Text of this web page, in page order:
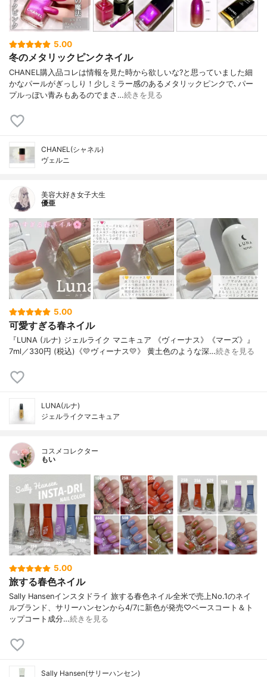
5.00
冬のメタリックピンクネイル
CHANEL購入品コレは情報を見た時から欲しいな?と思っていました細
かなパールがぎっしり！少しミラー感のあるメタリックピンクで､パー
プルっぽい青みもあるのでまさ…続きを見る
CHANEL(シャネル)
ヴェルニ
美容大好き女子大生
優亜
5.00
可愛すぎる春ネイル
『LUNA (ルナ) ジェルライク マニキュア 《ヴィーナス》《マーズ》』
7ml／330円 (税込)《💛ヴィーナス💛》 黄土色のような深…続きを見る
LUNA(ルナ)
ジェルライクマニキュア
コスメコレクター
もい
5.00
旅する春色ネイル
Sally Hansenインスタドライ 旅する春色ネイル全米で売上No.1のネイ
ルブランド、サリーハンセンから4/7に新色が発売♡ベースコート＆ト
ップコート成分…続きを見る
Sally Hansen(サリーハンセン)